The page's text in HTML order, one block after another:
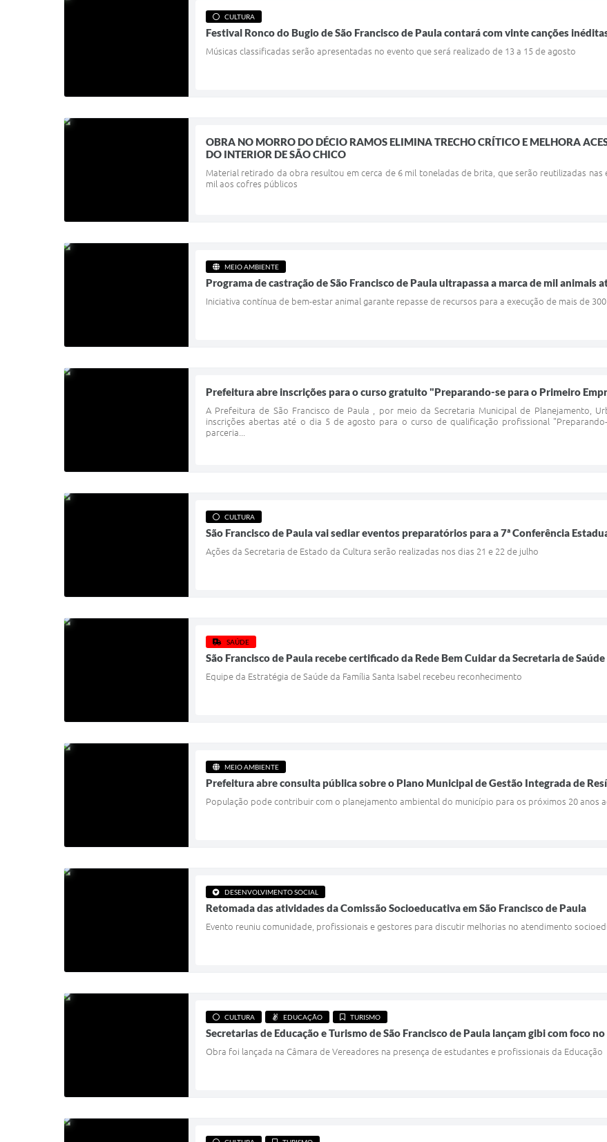
CULTURA
Festival Ronco do Bugio de São Francisco de Paula contará com vinte canções
Músicas classificadas serão apresentadas no evento que será realizado de 13 a 15 de agosto
OBRA NO MORRO DO DÉCIO RAMOS ELIMINA TRECHO CRÍTICO E MELHORA
DO INTERIOR DE SÃO CHICO
Material retirado da obra resultou em cerca de 6 mil toneladas de brita, que serão reutilizadas
mil aos cofres públicos
MEIO AMBIENTE
Programa de castração de São Francisco de Paula ultrapassa a marca de mil animais
Iniciativa contínua de bem-estar animal garante repasse de recursos para a execução de mais de
Prefeitura abre inscrições para o curso gratuito "Preparando-se para o Primeiro
A Prefeitura de São Francisco de Paula , por meio da Secretaria Municipal de Planejamento,
inscrições abertas até o dia 5 de agosto para o curso de qualificação profissional
parceria...
CULTURA
São Francisco de Paula vai sediar eventos preparatórios para a 7ª Conferência
Ações da Secretaria de Estado da Cultura serão realizadas nos dias 21 e 22 de julho
SAÚDE
São Francisco de Paula recebe certificado da Rede Bem Cuidar da Secretaria de
Equipe da Estratégia de Saúde da Família Santa Isabel recebeu reconhecimento
MEIO AMBIENTE
Prefeitura abre consulta pública sobre o Plano Municipal de Gestão Integrada de
População pode contribuir com o planejamento ambiental do município para os próximos 20 anos
DESENVOLVIMENTO SOCIAL
Retomada das atividades da Comissão Socioeducativa em São Francisco de Paula
Evento reuniu comunidade, profissionais e gestores para discutir melhorias no atendimento
CULTURA EDUCAÇÃO TURISMO
Secretarias de Educação e Turismo de São Francisco de Paula lançam gibi com foco
Obra foi lançada na Câmara de Vereadores na presença de estudantes e profissionais da Educação